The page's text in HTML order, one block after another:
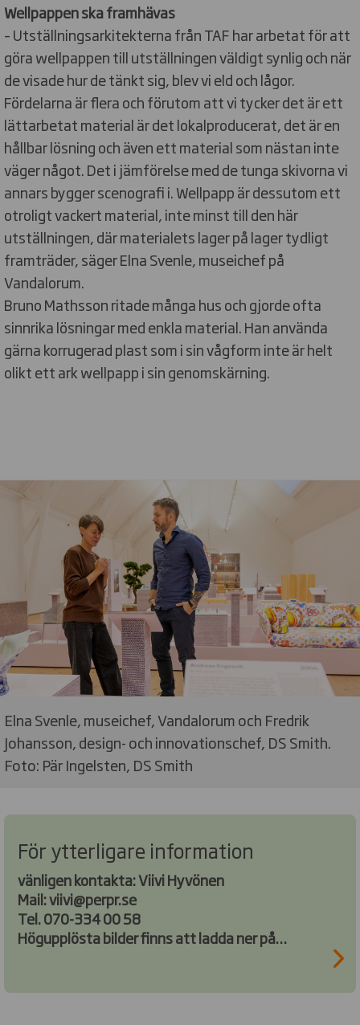
Wellpappen ska framhävas
– Utställningsarkitekterna från TAF har arbetat för att
göra wellpappen till utställningen väldigt synlig och när
de visade hur de tänkt sig, blev vi eld och lågor.
Fördelarna är flera och förutom att vi tycker det är ett
lättarbetat material är det lokalproducerat, det är en
hållbar lösning och även ett material som nästan inte
väger något. Det i jämförelse med de tunga skivorna vi
annars bygger scenografi i. Wellpapp är dessutom ett
otroligt vackert material, inte minst till den här
utställningen, där materialets lager på lager tydligt
framträder, säger Elna Svenle, museichef på
Vandalorum.
Bruno Mathsson ritade många hus och gjorde ofta
sinnrika lösningar med enkla material. Han använda
gärna korrugerad plast som i sin vågform inte är helt
olikt ett ark wellpapp i sin genomskärning.
Elna Svenle, museichef, Vandalorum och Fredrik
Johansson, design- och innovationschef, DS Smith.
Foto: Pär Ingelsten, DS Smith
För ytterligare information
vänligen kontakta: Viivi Hyvönen
Mail: viivi@perpr.se
Tel. 070-334 00 58
Högupplösta bilder finns att ladda ner på